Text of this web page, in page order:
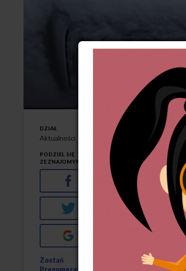
29-11-2023
M
którzy
i kolizje.
Jak pisze serwis
powraca jak
na nowy rząd.
Choć trudno w to
wypoczynek
DZIAŁ
Aktualności
PODZIEL SIĘ
ZE ZNAJOMYMI
Facebook
Twitter
Zostań